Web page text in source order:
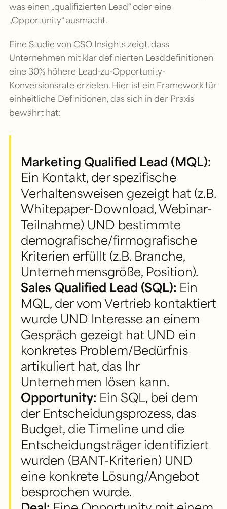
was einen „qualifizierten Lead“ oder eine
„Opportunity“ ausmacht.
Eine Studie von CSO Insights zeigt, dass
Unternehmen mit klar definierten Leaddefinitionen
eine 30% höhere Lead-zu-Opportunity-
Konversionsrate erzielen. Hier ist ein Framework für
einheitliche Definitionen, das sich in der Praxis
bewährt hat:
Marketing Qualified Lead (MQL):
Ein Kontakt, der spezifische
Verhaltensweisen gezeigt hat (z.B.
Whitepaper-Download, Webinar-
Teilnahme) UND bestimmte
demografische/firmografische
Kriterien erfüllt (z.B. Branche,
Unternehmensgröße, Position).
Sales Qualified Lead (SQL): Ein
MQL, der vom Vertrieb kontaktiert
wurde UND Interesse an einem
Gespräch gezeigt hat UND ein
konkretes Problem/Bedürfnis
artikuliert hat, das Ihr
Unternehmen lösen kann.
Opportunity: Ein SQL, bei dem
der Entscheidungsprozess, das
Budget, die Timeline und die
Entscheidungsträger identifiziert
wurden (BANT-Kriterien) UND
eine konkrete Lösung/Angebot
besprochen wurde.